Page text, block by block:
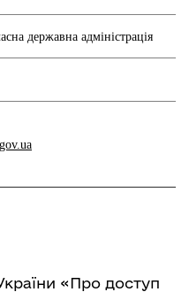
державна адміністрація
«Про доступ